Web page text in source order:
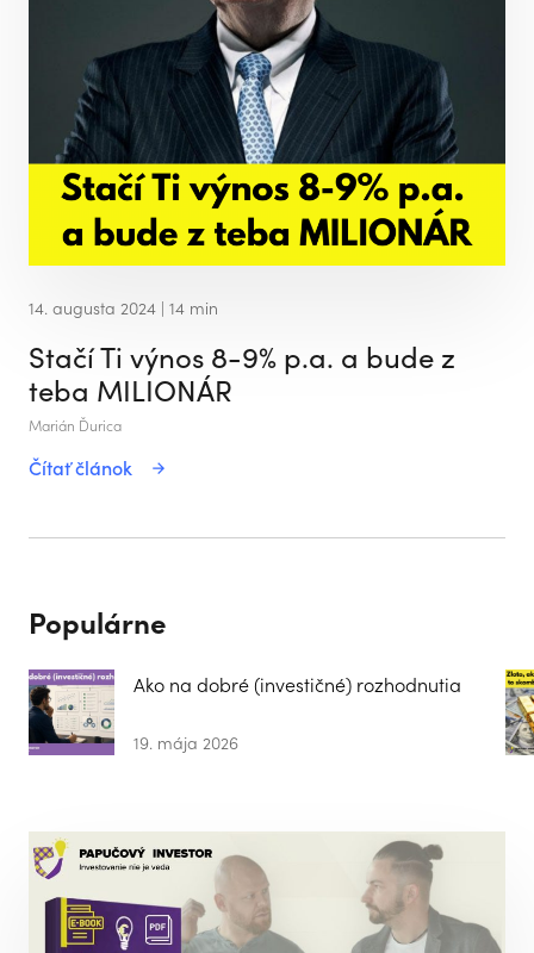
14. augusta 2024 | 14 min
Stačí Ti výnos 8-9% p.a. a bude z
teba MILIONÁR
Marián Ďurica
Čítať článok
Populárne
Ako na dobré (investičné) rozhodnutia
19. mája 2026